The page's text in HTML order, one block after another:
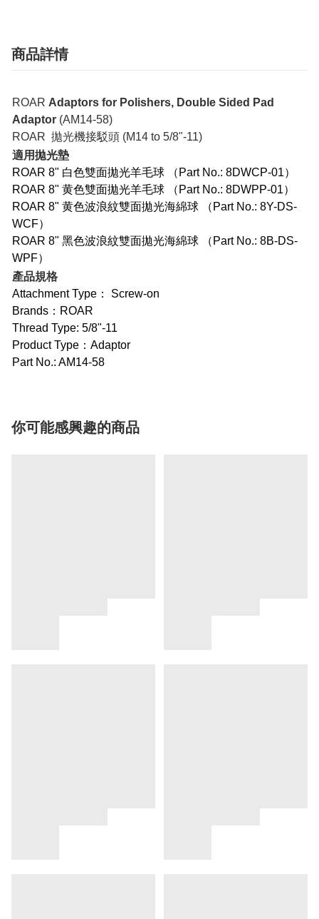
商品詳情
ROAR Adaptors for Polishers, Double Sided Pad
Adaptor (AM14-58)
ROAR 拋光機接駁頭 (M14 to 5/8"-11)
適用拋光墊
ROAR 8" 白色雙面拋光羊毛球 （ Part No.: 8DWCP-01）
ROAR 8" 黄色雙面拋光羊毛球 （ Part No.: 8DWPP-01）
ROAR 8" 黄色波浪紋雙面拋光海綿球 （ Part No.: 8Y-DS-
WCF）
ROAR 8" 黑色波浪紋雙面拋光海綿球 （ Part No.: 8B-DS-
WPF）
產品規格
Attachment Type： Screw-on
Brands：ROAR
Thread Type: 5/8"-11
Product Type：Adaptor
Part No.: AM14-58
你可能感興趣的商品